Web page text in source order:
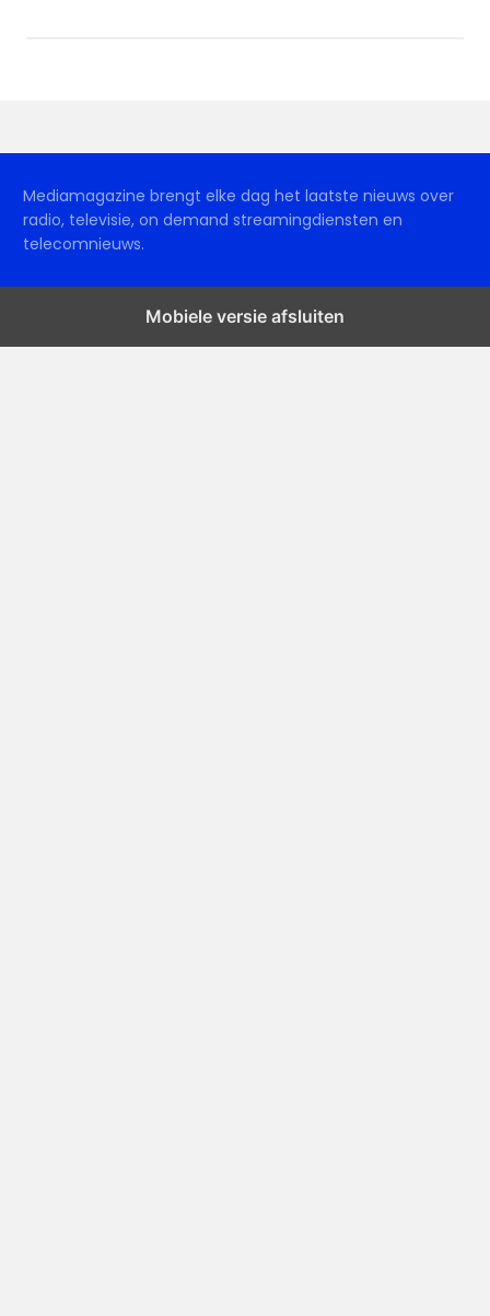
Mediamagazine brengt elke dag het laatste nieuws over
radio, televisie, on demand streamingdiensten en
telecomnieuws.
Mobiele versie afsluiten